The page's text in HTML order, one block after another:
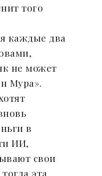
того
каждые два
не может
Мура».
в
ИИ,
свои
эта